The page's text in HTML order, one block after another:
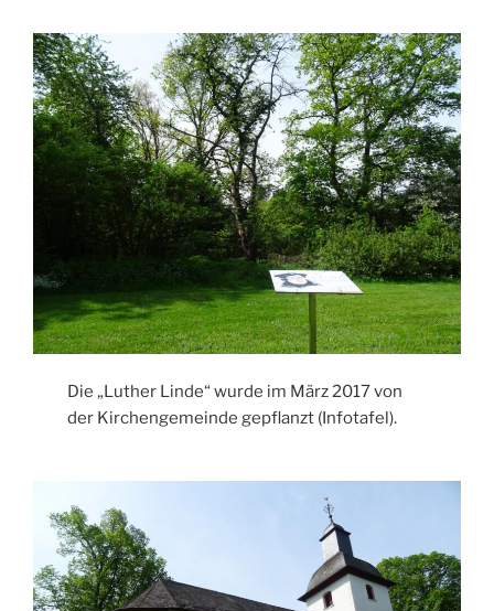
Die „Luther Linde“ wurde im März 2017 von
der Kirchengemeinde gepflanzt (Infotafel).